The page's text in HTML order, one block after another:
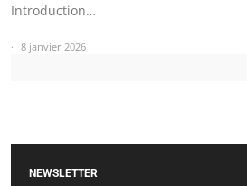
Introduction…
8 janvier 2026
NEWSLETTER